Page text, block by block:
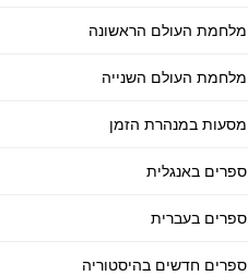
מלחמת העולם הראשונה
מלחמת העולם השנייה
מסעות במנהרת הזמן
ספרים באנגלית
ספרים בעברית
ספרים חדשים בהיסטוריה